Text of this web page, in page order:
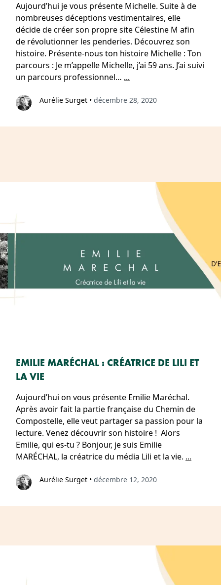
Aujourd’hui je vous présente Michelle. Suite à de
nombreuses déceptions vestimentaires, elle
décide de créer son propre site Célestine M afin
de révolutionner les penderies. Découvrez son
histoire. Présente-nous ton histoire Michelle : Ton
parcours : Je m’appelle Michelle, j’ai 59 ans. J’ai suivi
un parcours professionnel… ...
Aurélie Surget • décembre 28, 2020
EMILIE MARÉCHAL : CRÉATRICE DE LILI ET
LA VIE
Aujourd’hui on vous présente Emilie Maréchal.
Après avoir fait la partie française du Chemin de
Compostelle, elle veut partager sa passion pour la
lecture. Venez découvrir son histoire ! Alors
Emilie, qui es-tu ? Bonjour, je suis Emilie
MARÉCHAL, la créatrice du média Lili et la vie. ...
Aurélie Surget • décembre 12, 2020